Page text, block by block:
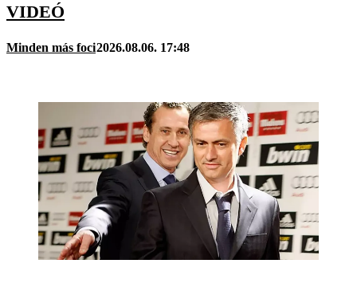
VIDEÓ
Minden más foci2026.08.06. 17:48